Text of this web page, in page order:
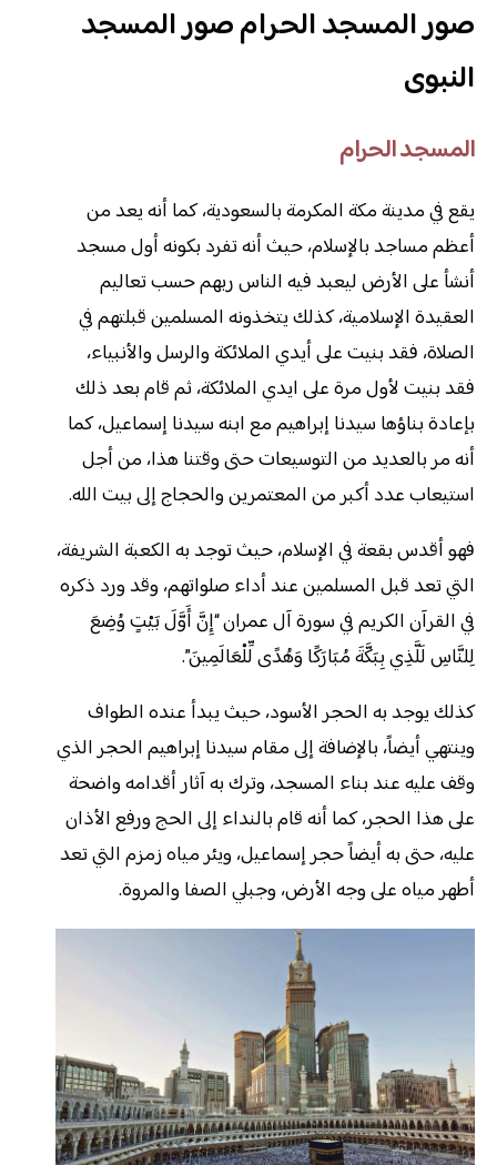
صور المسجد الحرام صور المسجد
النبوى
المسجد الحرام
يقع في مدينة مكة المكرمة بالسعودية، كما أنه يعد من
أعظم مساجد بالإسلام، حيث أنه تفرد بكونه أول مسجد
أنشأ على الأرض ليعبد فيه الناس ربهم حسب تعاليم
العقيدة الإسلامية، كذلك يتخذونه المسلمين قبلتهم في
الصلاة، فقد بنيت على أيدي الملائكة والرسل والأنبياء،
فقد بنيت لأول مرة على ايدي الملائكة، ثم قام بعد ذلك
بإعادة بناؤها سيدنا إبراهيم مع ابنه سيدنا إسماعيل، كما
أنه مر بالعديد من التوسيعات حتى وقتنا هذا، من أجل
استيعاب عدد أكبر من المعتمرين والحجاج إلى بيت الله.
فهو أقدس بقعة في الإسلام، حيث توجد به الكعبة الشريفة،
التي تعد قبل المسلمين عند أداء صلواتهم، وقد ورد ذكره
في القرآن الكريم في سورة آل عمران“إِنَّ أَوَّلَ بَيْتٍ وُضِعَ
لِلنَّاسِ لَلَّذِي بِبَكَّةَ مُبَارَكًا وَهُدًى لِّلْعَالَمِينَ”.
كذلك يوجد به الحجر الأسود، حيث يبدأ عنده الطواف
وينتهي أيضاً، بالإضافة إلى مقام سيدنا إبراهيم الحجر الذي
وقف عليه عند بناء المسجد، وترك به آثار أقدامه واضحة
على هذا الحجر، كما أنه قام بالنداء إلى الحج ورفع الأذان
عليه، حتى به أيضاً حجر إسماعيل، ويئر مياه زمزم التي تعد
أطهر مياه على وجه الأرض، وجبلي الصفا والمروة.